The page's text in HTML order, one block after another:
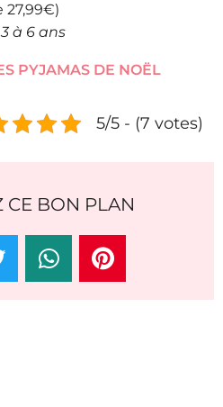
27,99€)
à 6 ans
PYJAMAS DE NOËL
5/5 - (7 votes)
CE BON PLAN